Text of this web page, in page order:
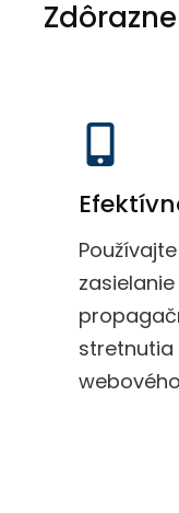
stretnutia